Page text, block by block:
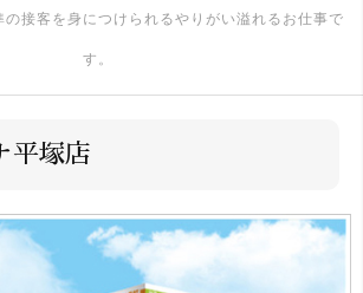
接客を身につけられるやりがい溢れるお仕事で
す。
平塚店